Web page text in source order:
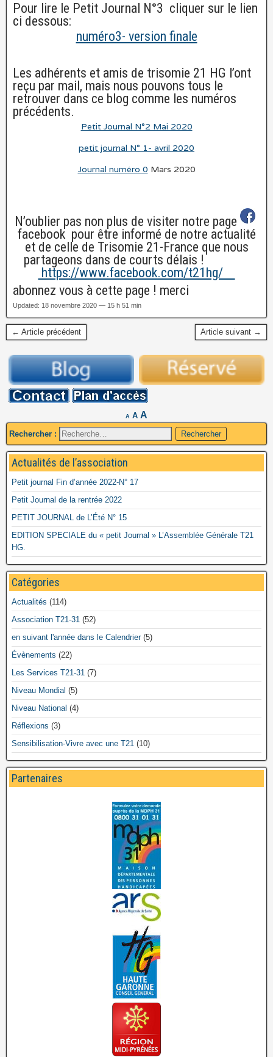
Pour lire le Petit Journal N°3 cliquer sur le lien
ci dessous:
numéro3- version finale
Les adhérents et amis de trisomie 21 HG l’ont
reçu par mail, mais nous pouvons tous le
retrouver dans ce blog comme les numéros
précédents.
Petit Journal N°2 Mai 2020
petit journal N° 1- avril 2020
Journal numéro 0 Mars 2020
N’oublier pas non plus de visiter notre page
facebook pour être informé de notre actualité
et de celle de Trisomie 21-France que nous
partageons dans de courts délais !
https://www.facebook.com/t21hg/
abonnez vous à cette page ! merci
Updated: 18 novembre 2020 — 15 h 51 min
← Article précédent Article suivant →
A A A
Rechercher :
Actualités de l’association
Petit journal Fin d’année 2022-N° 17
Petit Journal de la rentrée 2022
PETIT JOURNAL de L’Été N° 15
EDITION SPECIALE du « petit Journal » L’Assemblée Générale T21
HG.
Catégories
Actualités (114)
Association T21-31 (52)
en suivant l'année dans le Calendrier(5)
Évènements (22)
Les Services T21-31 (7)
Niveau Mondial (5)
Niveau National (4)
Réflexions (3)
Sensibilisation-Vivre avec une T21 (10)
Partenaires